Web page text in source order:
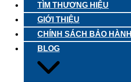
TÌM THƯƠNG HIỆU
GIỚI THIỆU
CHÍNH SÁCH BẢO HÀNH
BLOG